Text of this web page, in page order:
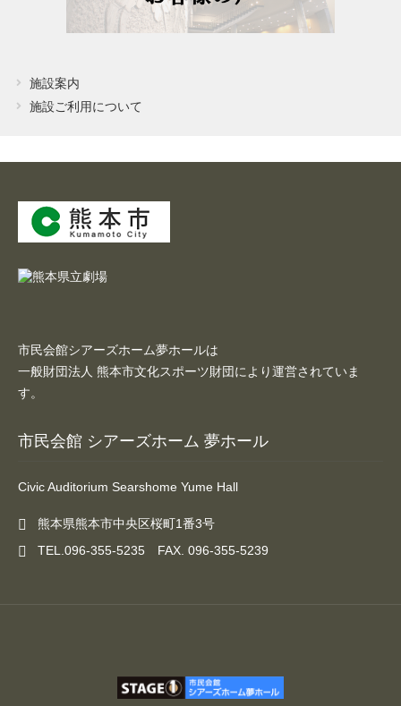
施設案内
施設ご利用について
市民会館シアーズホーム夢ホールは
一般財団法人 熊本市文化スポーツ財団により運営されていま
す。
市民会館 シアーズホーム 夢ホール
Civic Auditorium Searshome Yume Hall
熊本県熊本市中央区桜町1番3号
TEL.096-355-5235 FAX. 096-355-5239